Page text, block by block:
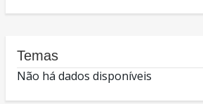
Temas
Não há dados disponíveis